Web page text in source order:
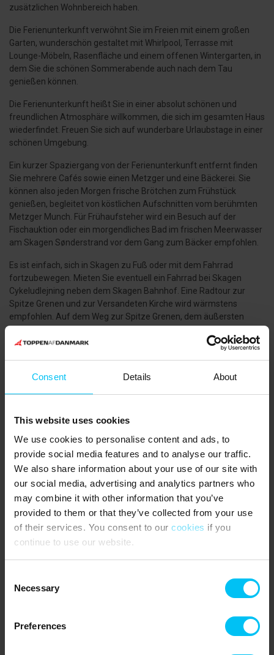
Consent Details About
This website uses cookies
We use cookies to personalise content and ads, to
provide social media features and to analyse our traffic.
We also share information about your use of our site with
our social media, advertising and analytics partners who
may combine it with other information that you’ve
provided to them or that they’ve collected from your use
of their services. You consent to our cookies if you
continue to use our website.
Selection
Necessary
Preferences
zusätzlichen Wohnbereich haben.
Die Ferienunterkunft verwöhnt Sie im Freien mit einem großen
Garten, wunderschön gestaltet mit Whirlpool, Terrasse mit
Lounge-Möbeln, Rasenfläche und einem offenen Wintergarten, in
dem Sie die schönen Sommerabende auch nach dem Tau
genießen können.
Die Ferienunterkunft heißt Sie in einer absolut schönen und
freundlichen Atmosphäre willkommen, die sich im gesamten Haus
wiederfindet. Freuen Sie sich auf wunderbare Urlaubstage in einer
schönen Umgebung.
Ein kurzer Spaziergang von der Ferienunterkunft entfernt finden
Sie mehrere Cafés sowie einen Metzger und eine Bäckerei. Sie
können also jeden Morgen frische Brötchen zum Frühstück
genießen, begleitet von köstlichen Aufschnitten vom berühmten
Metzger Munch. Für Frühaufsteher wird ein Besuch auf der
Fischauktion oder ein morgendliches Bad im frischen Meerwasser
am Skagen Sønderstrand vor dem Gang zum Bäcker empfohlen.
Es ist einfach, sich in Skagen zu Fuß oder mit dem Fahrrad
fortzubewegen. Mieten Sie eventuell ein Fahrrad bei Skagen
Cykeludlejning neben dem Skagen Bahnhof. Eine Radtour zur
Spitze Grenen und zur Versandeten Kirche wird wärmstens
empfohlen. Auf dem Weg zur Spitze Grenen, dem äußersten
zusammenkommen, kommen Sie an einem der vielen
haben Sie einen fantastischen Blick auf das Grenen-Gebiet sowie
auf den Hafen von Skagen und die Stadt Skagen. Im Center for
Jahr Grenen passieren. Sie können mit den Ornithologen vor Ort
dabei sein. Bei der Versandeten Kirche südlich des Stadtzentrums
können Sie erleben, was die frühere Wanderdüne für die Region
bedeutete.
HAUSTIERE
Haustiere sind nicht erlaubt.
WISSENSWERTES
1 privater Parkplatz direkt bei der Ferienunterkunft (Carport)
Der Mieter muss mindestens 25 Jahre alt sein und während des